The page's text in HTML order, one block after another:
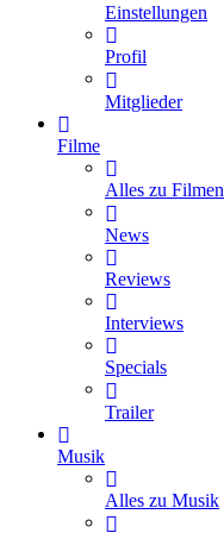
Einstellungen
Profil
Mitglieder
Filme
Alles zu Filmen
News
Reviews
Interviews
Specials
Trailer
Musik
Alles zu Musik